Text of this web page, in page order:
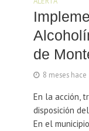
de
8 meses hace
En la acción,
disposición del
En el